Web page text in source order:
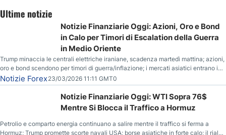
Ultime notizie
Notizie Finanziarie Oggi: Azioni, Oro e Bond
in Calo per Timori di Escalation della Guerra
in Medio Oriente
Trump minaccia le centrali elettriche iraniane, scadenza martedì mattina; azioni,
oro e bond scendono per timori di guerra/inflazione; i mercati asiatici entrano in
correzione; il petrolio greggio resta stabile.
Notizie Forex23/03/2026 11:11 GMT0
Notizie Finanziarie Oggi: WTI Sopra 76$
Mentre Si Blocca il Traffico a Hormuz
Petrolio e comparto energia continuano a salire mentre il traffico si ferma a
Hormuz; Trump promette scorte navali USA; borse asiatiche in forte calo; il rialzo